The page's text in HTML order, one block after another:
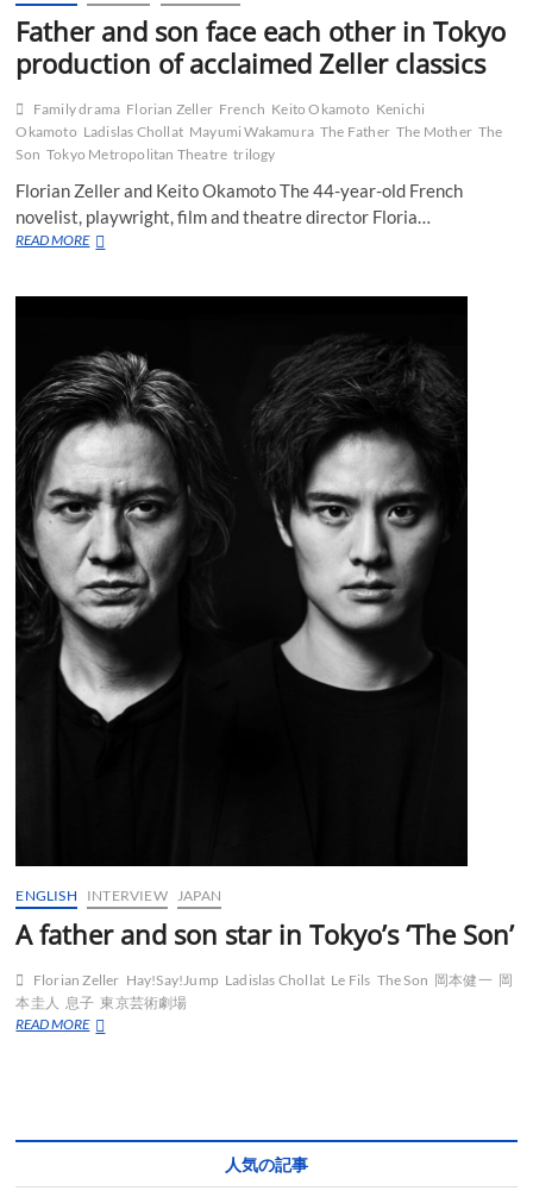
Father and son face each other in Tokyo
production of acclaimed Zeller classics
Family drama Florian Zeller French Keito Okamoto Kenichi
Okamoto Ladislas Chollat Mayumi Wakamura The Father The Mother The
Son Tokyo Metropolitan Theatre trilogy
Florian Zeller and Keito Okamoto The 44-year-old French
novelist, playwright, film and theatre director Floria…
READ MOREFather
face
in
Tokyo
production
of
acclaimed
Zeller
classics
ENGLISH INTERVIEW JAPAN
A father and son star in Tokyo’s ‘The Son’
Florian Zeller Hay!Say!Jump Ladislas Chollat Le Fils The Son 岡本健一 岡
本圭人 息子 東京芸術劇場
READ MOREA
人気の記事